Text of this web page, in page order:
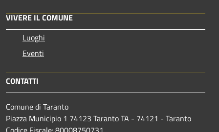
VIVERE IL COMUNE
Luoghi
Eventi
CONTATTI
Comune di Taranto
Piazza Municipio 1 74123 Taranto TA - 74121 - Taranto